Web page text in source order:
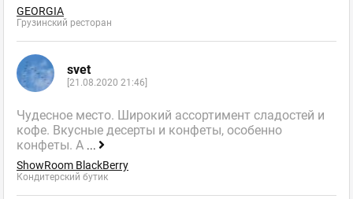
GEORGIA
Грузинский ресторан
svet
[21.08.2020 21:46]
Чудесное место. Широкий ассортимент сладостей и
кофе. Вкусные десерты и конфеты, особенно
конфеты. А ...
ShowRoom BlackBerry
Кондитерский бутик